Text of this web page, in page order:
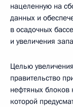
нацеленную на
данных и
в осадочных
и увеличения
Целью
правительство
нефтяных блоков
которой